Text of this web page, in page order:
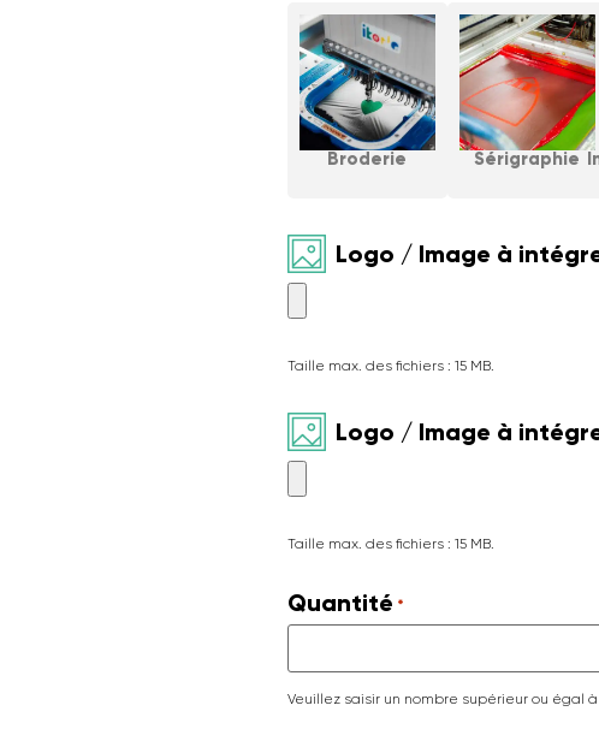
Broderie Sérigraphie
Logo / Image à
Taille max. des fichiers : 15 MB.
Logo / Image à
Taille max. des fichiers : 15 MB.
Quantité *
Veuillez saisir un nombre supérieur ou égal à